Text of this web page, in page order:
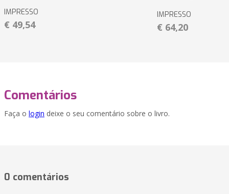
IMPRESSO
€ 49,54
IMPRESSO
€ 64,20
Comentários
Faça o login deixe o seu comentário sobre o livro.
0 comentários